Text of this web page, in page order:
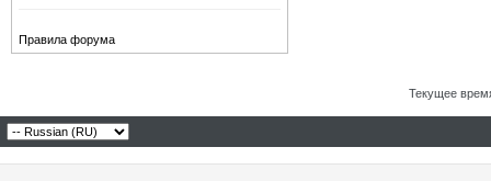
Правила форума
Текущее